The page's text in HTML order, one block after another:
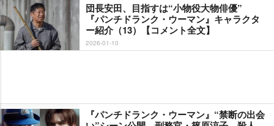
団長安田、目指すは“小物役大物俳優”
『パンチドランク・ウーマン』キャラクタ
ー紹介（13）【コメント全文】
2026-01-10
『パンチドランク・ウーマン』“禁断の出会